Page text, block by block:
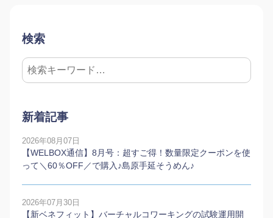
検索
新着記事
2026年08月07日
【WELBOX通信】8月号：超すご得！数量限定クーポンを使
って＼60％OFF／で購入♪島原手延そうめん♪
2026年07月30日
【新ベネフィット】バーチャルコワーキングの試験運用開